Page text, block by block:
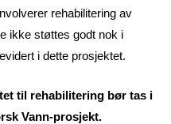
rehabilitering av
ikke støttes godt nok i
i dette prosjektet.
til rehabilitering bør tas i
Vann-prosjekt.